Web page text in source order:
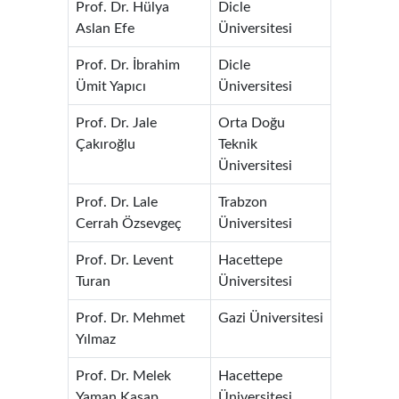
Prof. Dr. Hülya
Aslan Efe
Dicle
Üniversitesi
Prof. Dr. İbrahim
Ümit Yapıcı
Dicle
Üniversitesi
Prof. Dr. Jale
Çakıroğlu
Orta Doğu
Teknik
Üniversitesi
Prof. Dr. Lale
Cerrah Özsevgeç
Trabzon
Üniversitesi
Prof. Dr. Levent
Turan
Hacettepe
Üniversitesi
Prof. Dr. Mehmet
Yılmaz
Gazi Üniversitesi
Prof. Dr. Melek
Hacettepe